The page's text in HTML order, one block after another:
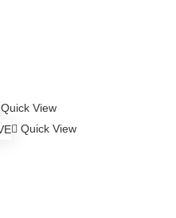
Quick View
Quick View